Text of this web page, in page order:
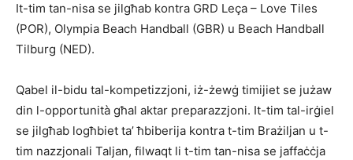
It-tim tan-nisa se jilgħab kontra GRD Leça – Love Tiles
(POR), Olympia Beach Handball (GBR) u Beach Handball
Tilburg (NED).
Qabel il-bidu tal-kompetizzjoni, iż-żewġ timijiet se jużaw
din l-opportunità għal aktar preparazzjoni. It-tim tal-irġiel
se jilgħab logħbiet ta’ ħbiberija kontra t-tim Brażiljan u t-
tim nazzjonali Taljan, filwaqt li t-tim tan-nisa se jaffaċċja